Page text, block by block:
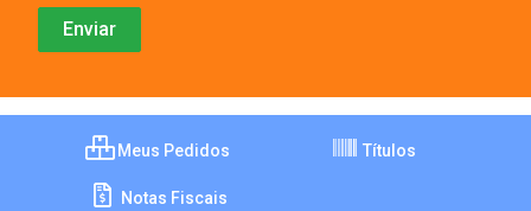
Meus Pedidos Títulos
Notas Fiscais